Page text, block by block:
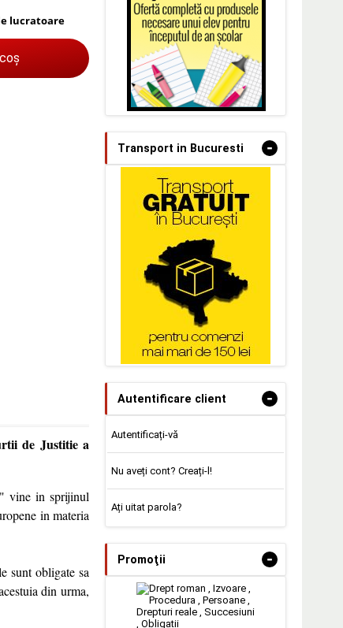
lucratoare
de Justitie a
vine in sprijinul
in materia
sunt obligate sa
din urma,
Transport in Bucuresti -
Autentificare client -
Autentificați-vă
Nu aveți cont? Creați-l!
Ați uitat parola?
Promoţii -